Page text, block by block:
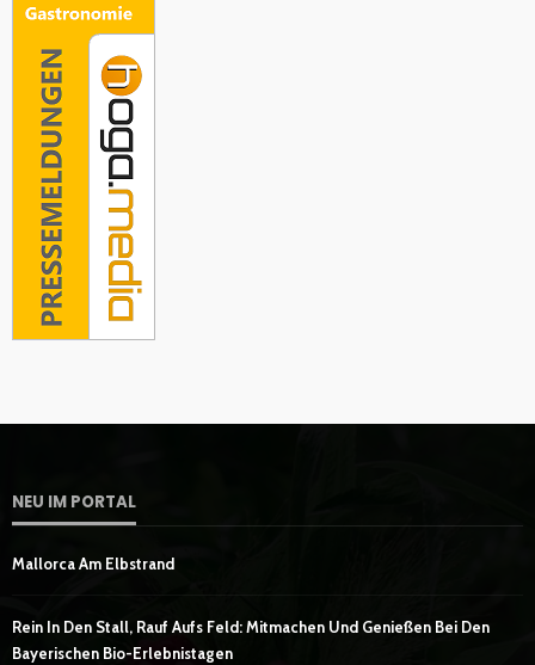
NEU IM PORTAL
Mallorca Am Elbstrand
Rein In Den Stall, Rauf Aufs Feld: Mitmachen Und Genießen Bei Den
Bayerischen Bio-Erlebnistagen